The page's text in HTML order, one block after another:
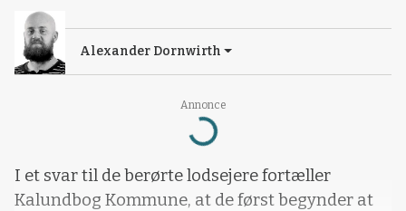
Annonce
Loading...
Alexander Dornwirth
I et svar til de berørte lodsejere fortæller
Kalundbog Kommune, at de først begynder at